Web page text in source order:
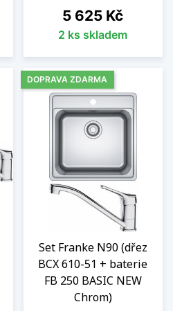
Cena
5 625 Kč
2 ks skladem
Set Franke N90 (dřez
BCX 610-51 + baterie
FB 250 BASIC NEW
Chrom)
DOPRAVA ZDARMA